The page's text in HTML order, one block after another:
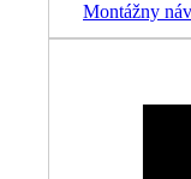
Montážny